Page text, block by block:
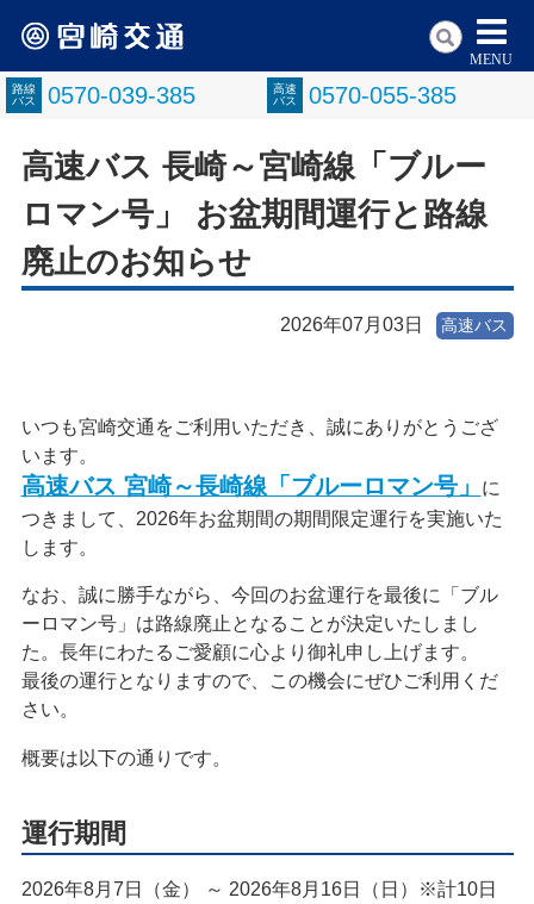
路線
バス
0570-039-385
高速
バス
0570-055-385
MENU
高速バス 長崎～宮崎線「ブルー
ロマン号」 お盆期間運行と路線
廃止のお知らせ
2026年07月03日 高速バス
いつも宮崎交通をご利用いただき、誠にありがとうござ
います。
高速バス 宮崎～長崎線「ブルーロマン号」
に
つきまして、2026年お盆期間の期間限定運行を実施いた
します。
なお、誠に勝手ながら、今回のお盆運行を最後に「ブル
ーロマン号」は路線廃止となることが決定いたしまし
た。長年にわたるご愛顧に心より御礼申し上げます。
最後の運行となりますので、この機会にぜひご利用くだ
さい。
概要は以下の通りです。
運行期間
2026年8月7日（金） ～ 2026年8月16日（日）※計10日